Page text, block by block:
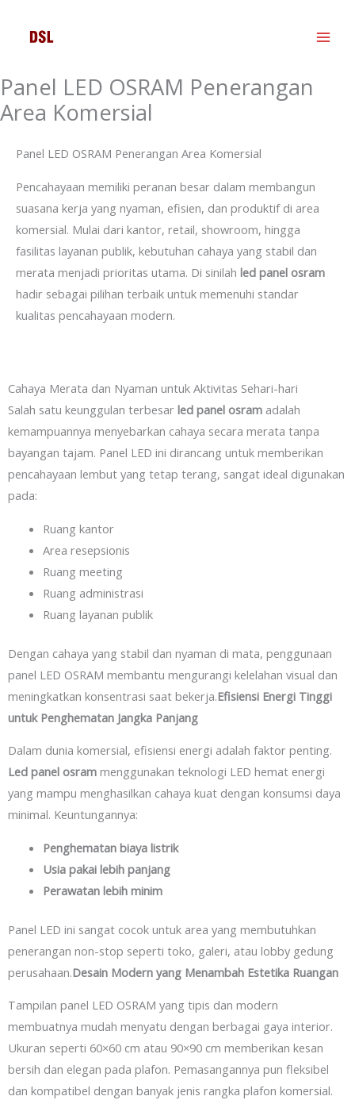
Panel LED OSRAM Penerangan
Area Komersial
Panel LED OSRAM Penerangan Area Komersial
Pencahayaan memiliki peranan besar dalam membangun
suasana kerja yang nyaman, efisien, dan produktif di area
komersial. Mulai dari kantor, retail, showroom, hingga
fasilitas layanan publik, kebutuhan cahaya yang stabil dan
merata menjadi prioritas utama. Di sinilah led panel osram
hadir sebagai pilihan terbaik untuk memenuhi standar
kualitas pencahayaan modern.
Cahaya Merata dan Nyaman untuk Aktivitas Sehari-hari
Salah satu keunggulan terbesar led panel osram adalah
kemampuannya menyebarkan cahaya secara merata tanpa
bayangan tajam. Panel LED ini dirancang untuk memberikan
pencahayaan lembut yang tetap terang, sangat ideal digunakan
pada:
Ruang kantor
Area resepsionis
Ruang meeting
Ruang administrasi
Ruang layanan publik
Dengan cahaya yang stabil dan nyaman di mata, penggunaan
panel LED OSRAM membantu mengurangi kelelahan visual dan
meningkatkan konsentrasi saat bekerja.Efisiensi Energi Tinggi
untuk Penghematan Jangka Panjang
Dalam dunia komersial, efisiensi energi adalah faktor penting.
Led panel osram menggunakan teknologi LED hemat energi
yang mampu menghasilkan cahaya kuat dengan konsumsi daya
minimal. Keuntungannya:
Penghematan biaya listrik
Usia pakai lebih panjang
Perawatan lebih minim
Panel LED ini sangat cocok untuk area yang membutuhkan
penerangan non-stop seperti toko, galeri, atau lobby gedung
perusahaan.Desain Modern yang Menambah Estetika Ruangan
Tampilan panel LED OSRAM yang tipis dan modern
membuatnya mudah menyatu dengan berbagai gaya interior.
Ukuran seperti 60×60 cm atau 90×90 cm memberikan kesan
bersih dan elegan pada plafon. Pemasangannya pun fleksibel
dan kompatibel dengan banyak jenis rangka plafon komersial.